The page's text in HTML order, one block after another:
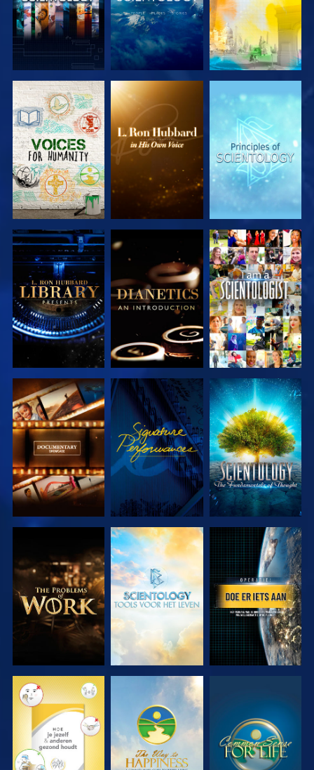
VERKEN DE
SERIE
VERKEN DE
SERIE
VERKEN DE
SERIE
VERKEN DE
SERIE
VERKEN DE
SERIE
KIJK
VERKEN DE
SERIE
KIJK
VERKEN DE
SERIE
VERKEN DE
SERIE
VERKEN DE
SERIE
KIJK
KIJK KIJK KIJK